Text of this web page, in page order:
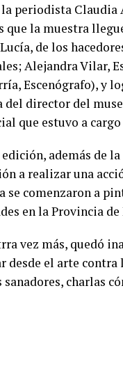
periodista Claudia
que la muestra
de los
Alejandra Vilar,
Escenógrafo), y
del director del
que estuvo a
edición, además de
a realizar una
se comenzaron a
en la Provincia
vez más, quedó
desde el arte
sanadores, charlas